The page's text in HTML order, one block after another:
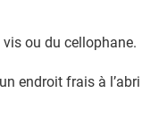
ou du cellophane.
endroit frais à l’abri